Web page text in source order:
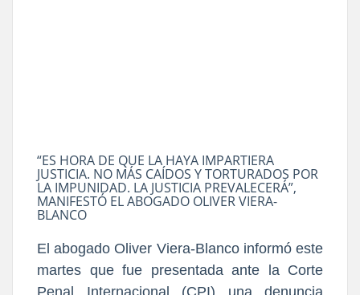
“ES HORA DE QUE LA HAYA IMPARTIERA
JUSTICIA. NO MÁS CAÍDOS Y TORTURADOS POR
LA IMPUNIDAD. LA JUSTICIA PREVALECERÁ”,
MANIFESTÓ EL ABOGADO OLIVER VIERA-
BLANCO
El abogado Oliver Viera-Blanco informó este
martes que fue presentada ante la Corte